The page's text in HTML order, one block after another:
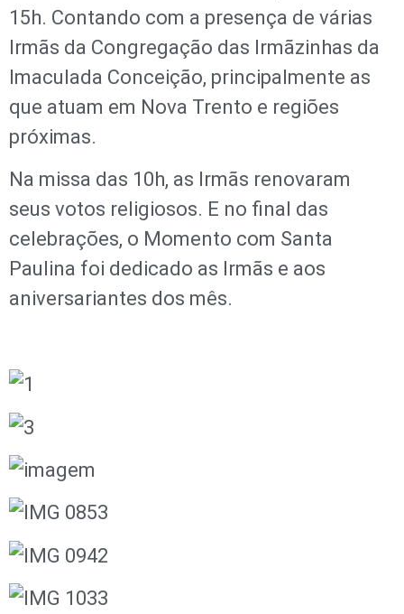
15h. Contando com a presença de várias
Irmãs da Congregação das Irmãzinhas da
Imaculada Conceição, principalmente as
que atuam em Nova Trento e regiões
próximas.
Na missa das 10h, as Irmãs renovaram
seus votos religiosos. E no final das
celebrações, o Momento com Santa
Paulina foi dedicado as Irmãs e aos
aniversariantes dos mês.